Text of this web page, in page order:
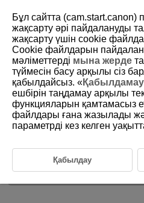
D388-081
HDR түсіру (PQ)
HDR shooting (PQ)/ HDR
түскен жерлер мен көлеңкелердегі
сондай-ақITU-RBT.2100 және
анықталған PQ сипаттамасына (HDR
жоғары суреттер түсіруіңізге
Бұл сайтта (cam.start.canon)
жақсарту әрі пайдалануды
жақсарту үшін сookie
Cookie файлдарын
мәліметтерді мына жерде
түймесін басу арқылы сіз
қабылдайсыз. «Қабылдамау
ешбірін таңдамау арқылы
функцияларын қамтамасыз
файлдары ғана жазылады
параметрді кез келген
Қабылдау